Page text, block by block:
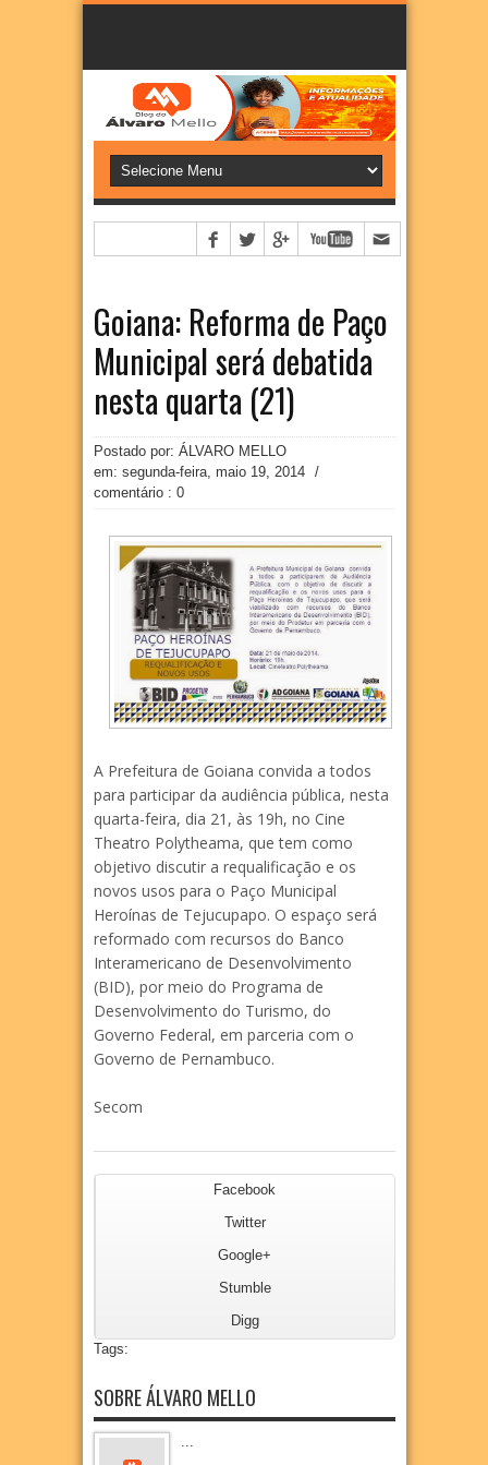
Goiana: Reforma de Paço
Municipal será debatida
nesta quarta (21)‏
Postado por: ÁLVARO MELLO
em: segunda-feira, maio 19, 2014
/
comentário : 0
A Prefeitura de Goiana convida a todos
para participar da audiência pública, nesta
quarta-feira, dia 21, às 19h, no Cine
Theatro Polytheama, que tem como
objetivo discutir a requalificação e os
novos usos para o Paço Municipal
Heroínas de Tejucupapo. O espaço será
reformado com recursos do Banco
Interamericano de Desenvolvimento
(BID), por meio do Programa de
Desenvolvimento do Turismo, do
Governo Federal, em parceria com o
Governo de Pernambuco.
Secom
Facebook
Twitter
Google+
Stumble
Digg
Tags:
SOBRE ÁLVARO MELLO